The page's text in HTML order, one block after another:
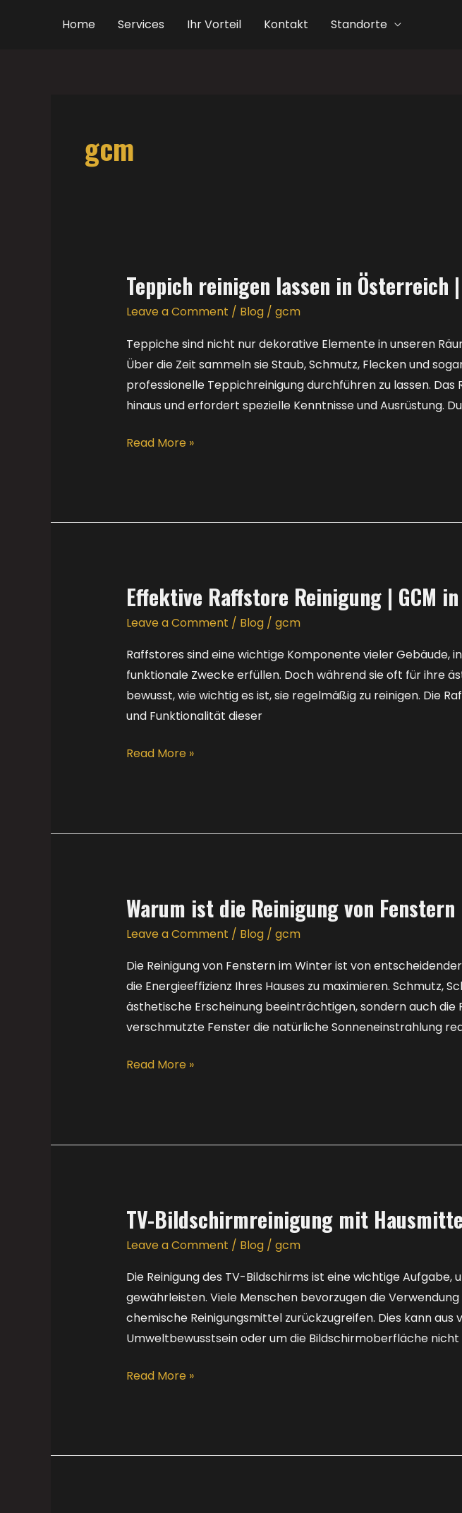
Home Services Ihr Vorteil Kontakt Standorte
gcm
Teppich reinigen lassen in Österreich
Leave a Comment / Blog/ gcm
Teppiche sind nicht nur dekorative Elemente in unseren
Über die Zeit sammeln sie Staub, Schmutz, Flecken und
professionelle Teppichreinigung durchführen zu lassen.
hinaus und erfordert spezielle Kenntnisse und Ausrüstung.
Teppich
reinigen
in
Österreich
|
GCM
Read More »
Effektive Raffstore Reinigung | GCM
Leave a Comment / Blog/ gcm
Raffstores sind eine wichtige Komponente vieler Gebäude,
funktionale Zwecke erfüllen. Doch während sie oft für ihre
bewusst, wie wichtig es ist, sie regelmäßig zu reinigen. Die
und Funktionalität dieser
Effektive
|
GCM
in
Österreich
Read More »
Warum ist die Reinigung von
Leave a Comment / Blog/ gcm
Die Reinigung von Fenstern im Winter ist von
die Energieeffizienz Ihres Hauses zu maximieren. Schmutz,
ästhetische Erscheinung beeinträchtigen, sondern auch
verschmutzte Fenster die natürliche Sonneneinstrahlung
Warum
Reinigung
von
Fenstern
im
wichtig?
Read More »
TV-Bildschirmreinigung mit
Leave a Comment / Blog/ gcm
Die Reinigung des TV-Bildschirms ist eine wichtige
gewährleisten. Viele Menschen bevorzugen die
chemische Reinigungsmittel zurückzugreifen. Dies kann aus
Umweltbewusstsein oder um die Bildschirmoberfläche nicht
TV-
Hausmitteln
Read More »